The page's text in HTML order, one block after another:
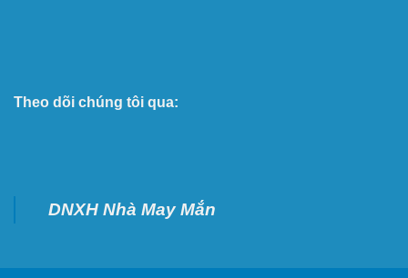
Theo dõi chúng tôi qua:
DNXH Nhà May Mắn